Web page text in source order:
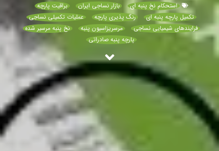
استحکام نخ پنبه‌ ای بازار نساجی ایران
براقیت پارچه
تکمیل پارچه پنبه‌ ای
رنگ‌ پذیری پارچه
عملیات تکمیلی نساجی
فرایندهای شیمیایی نساجی
مرسریزاسیون پنبه
نخ پنبه مرسیر شده
پارچه پنبه صادراتی